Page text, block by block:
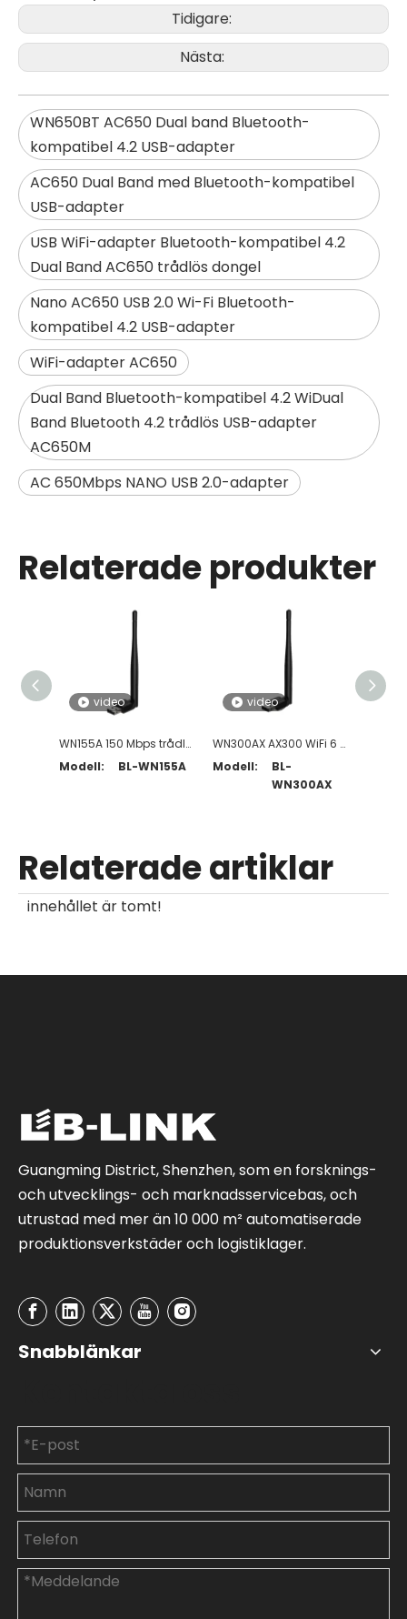
Tidigare:
Nästa:
WN650BT AC650 Dual band Bluetooth-
kompatibel 4.2 USB-adapter
AC650 Dual Band med Bluetooth-kompatibel
USB-adapter
USB WiFi-adapter Bluetooth-kompatibel 4.2
Dual Band AC650 trådlös dongel
Nano AC650 USB 2.0 Wi-Fi Bluetooth-
kompatibel 4.2 USB-adapter
WiFi-adapter AC650
Dual Band Bluetooth-kompatibel 4.2 WiDual
Band Bluetooth 4.2 trådlös USB-adapter
AC650M
AC 650Mbps NANO USB 2.0-adapter
Relaterade produkter
video
WN155A 150 Mbps trådlös USB-adapter med hög förstärkning
Modell:
BL-WN155A
video
WN300AX AX300 WiFi 6 USB-adapter med högförstärkningsantenn
Modell:
BL-
WN300AX
Relaterade artiklar
innehållet är tomt!
Guangming District, Shenzhen, som en forsknings-
och utvecklings- och marknadsservicebas, och
utrustad med mer än 10 000 m² automatiserade
produktionsverkstäder och logistiklager.
Snabblänkar